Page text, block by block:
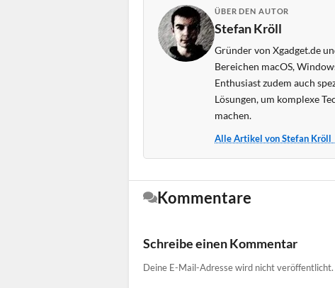
ÜBER DEN AUTOR
Stefan Kröll
Gründer von Xgadget.de
Bereichen macOS,
Enthusiast zudem auch
Lösungen, um komplexe
machen.
Alle Artikel von Stefan Kröll
Kommentare
Schreibe einen Kommentar
Deine E-Mail-Adresse wird nicht veröffentlicht.